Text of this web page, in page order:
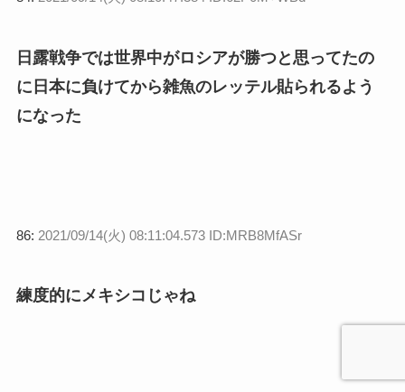
日露戦争では世界中がロシアが勝つと思ってたの
に日本に負けてから雑魚のレッテル貼られるよう
になった
86: 2021/09/14(火) 08:11:04.573 ID:MRB8MfASr
練度的にメキシコじゃね